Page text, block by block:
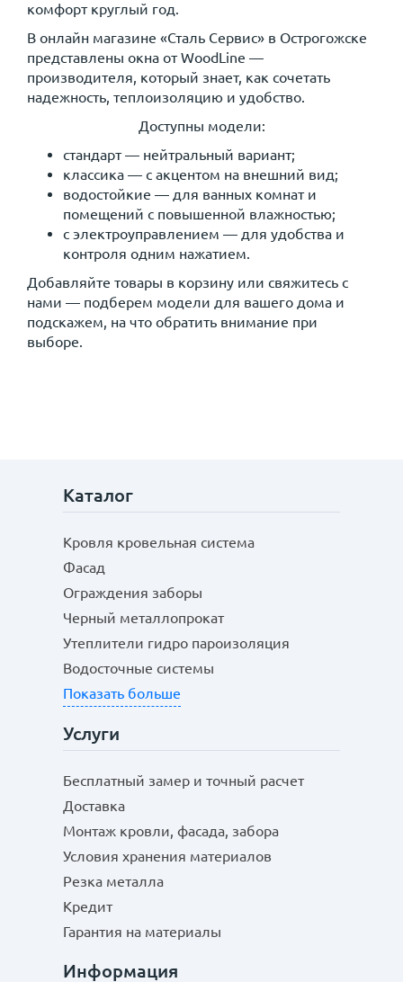
комфорт круглый год.
В онлайн магазине «Сталь Сервис» в Острогожске
представлены окна от WoodLine —
производителя, который знает, как сочетать
надежность, теплоизоляцию и удобство.
Доступны модели:
стандарт — нейтральный вариант;
классика — с акцентом на внешний вид;
водостойкие — для ванных комнат и
помещений с повышенной влажностью;
с электроуправлением — для удобства и
контроля одним нажатием.
Добавляйте товары в корзину или свяжитесь с
нами — подберем модели для вашего дома и
подскажем, на что обратить внимание при
выборе.
Каталог
Кровля кровельная система
Фасад
Ограждения заборы
Черный металлопрокат
Утеплители гидро пароизоляция
Водосточные системы
Показать больше
Услуги
Бесплатный замер и точный расчет
Доставка
Монтаж кровли, фасада, забора
Условия хранения материалов
Резка металла
Кредит
Гарантия на материалы
Информация